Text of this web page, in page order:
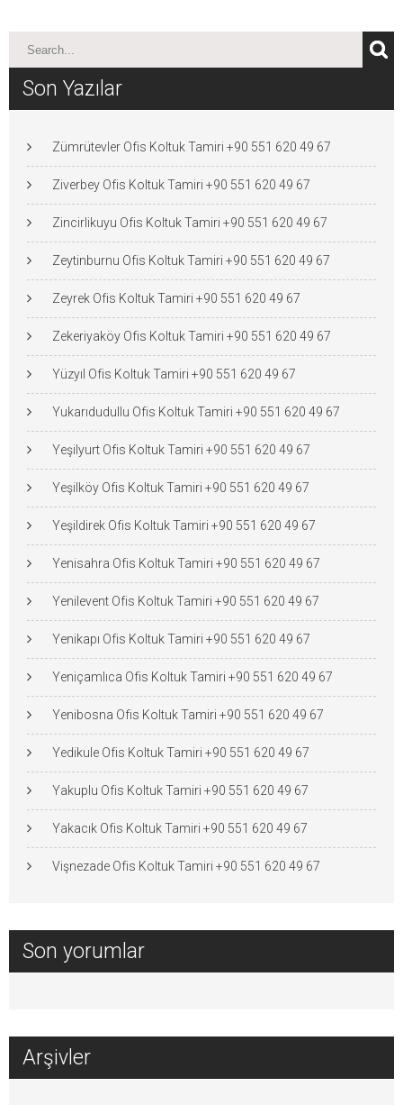
Son Yazılar
Zümrütevler Ofis Koltuk Tamiri +90 551 620 49 67
Ziverbey Ofis Koltuk Tamiri +90 551 620 49 67
Zincirlikuyu Ofis Koltuk Tamiri +90 551 620 49 67
Zeytinburnu Ofis Koltuk Tamiri +90 551 620 49 67
Zeyrek Ofis Koltuk Tamiri +90 551 620 49 67
Zekeriyaköy Ofis Koltuk Tamiri +90 551 620 49 67
Yüzyıl Ofis Koltuk Tamiri +90 551 620 49 67
Yukarıdudullu Ofis Koltuk Tamiri +90 551 620 49 67
Yeşilyurt Ofis Koltuk Tamiri +90 551 620 49 67
Yeşilköy Ofis Koltuk Tamiri +90 551 620 49 67
Yeşildirek Ofis Koltuk Tamiri +90 551 620 49 67
Yenisahra Ofis Koltuk Tamiri +90 551 620 49 67
Yenilevent Ofis Koltuk Tamiri +90 551 620 49 67
Yenikapı Ofis Koltuk Tamiri +90 551 620 49 67
Yeniçamlıca Ofis Koltuk Tamiri +90 551 620 49 67
Yenibosna Ofis Koltuk Tamiri +90 551 620 49 67
Yedikule Ofis Koltuk Tamiri +90 551 620 49 67
Yakuplu Ofis Koltuk Tamiri +90 551 620 49 67
Yakacık Ofis Koltuk Tamiri +90 551 620 49 67
Vişnezade Ofis Koltuk Tamiri +90 551 620 49 67
Son yorumlar
Arşivler